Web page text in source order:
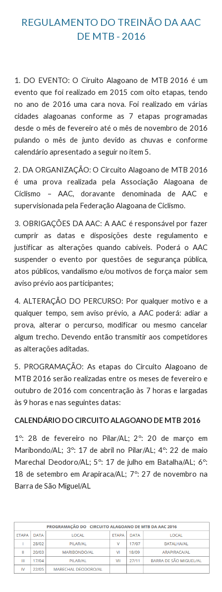
REGULAMENTO DO TREINÃO DA AAC
DE MTB - 2016
1. DO EVENTO: O Ciruito Alagoano de MTB 2016 é um
evento que foi realizado em 2015 com oito etapas, tendo
no ano de 2016 uma cara nova. Foi realizado em várias
cidades alagoanas conforme as 7 etapas programadas
desde o mês de fevereiro até o mês de novembro de 2016
pulando o mês de junto devido as chuvas e conforme
calendário apresentado a seguir no item 5.
2. DA ORGANIZAÇÃO: O Circuito Alagoano de MTB 2016
é uma prova realizada pela Associação Alagoana de
Ciclismo – AAC, doravante denominada de AAC e
supervisionada pela Federação Alagoana de Ciclismo.
3. OBRIGAÇÕES DA AAC: A AAC é responsável por fazer
cumprir as datas e disposições deste regulamento e
justificar as alterações quando cabíveis. Poderá o AAC
suspender o evento por questões de segurança pública,
atos públicos, vandalismo e/ou motivos de força maior sem
aviso prévio aos participantes;
4. ALTERAÇÃO DO PERCURSO: Por qualquer motivo e a
qualquer tempo, sem aviso prévio, a AAC poderá: adiar a
prova, alterar o percurso, modificar ou mesmo cancelar
algum trecho. Devendo então transmitir aos competidores
as alterações aditadas.
5. PROGRAMAÇÃO: As etapas do Circuito Alagoano de
MTB 2016 serão realizadas entre os meses de fevereiro e
outubro de 2016 com concentração às 7 horas e largadas
às 9 horas e nas seguintes datas:
CALENDÁRIO DO CIRCUITO ALAGOANO DE MTB 2016
1º: 28 de fevereiro no Pilar/AL; 2º: 20 de março em
Maribondo/AL; 3º: 17 de abril no Pilar/AL; 4º: 22 de maio
Marechal Deodoro/AL; 5º: 17 de julho em Batalha/AL; 6º:
18 de setembro em Arapiraca/AL; 7º: 27 de novembro na
Barra de São Miguel/AL